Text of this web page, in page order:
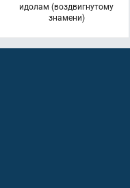
идолам (воздвигнутому
знамени)